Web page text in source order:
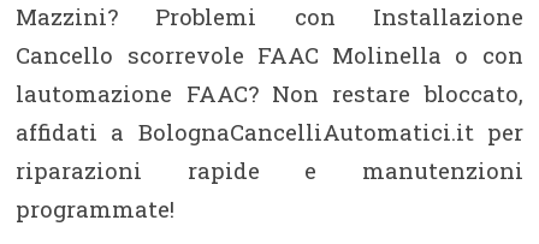
Mazzini? Problemi con Installazione
Cancello scorrevole FAAC Molinella o con
lautomazione FAAC? Non restare bloccato,
affidati a BolognaCancelliAutomatici.it per
riparazioni rapide e manutenzioni
programmate!